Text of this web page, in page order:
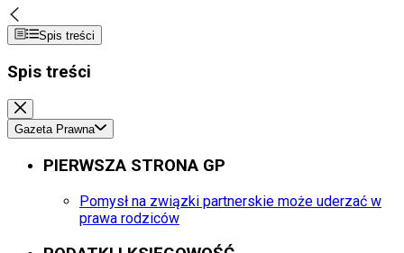
Spis treści
Spis treści
Gazeta Prawna
PIERWSZA STRONA GP
Pomysł na związki partnerskie może uderzać w
prawa rodziców